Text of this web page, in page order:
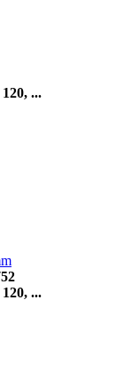
...
...